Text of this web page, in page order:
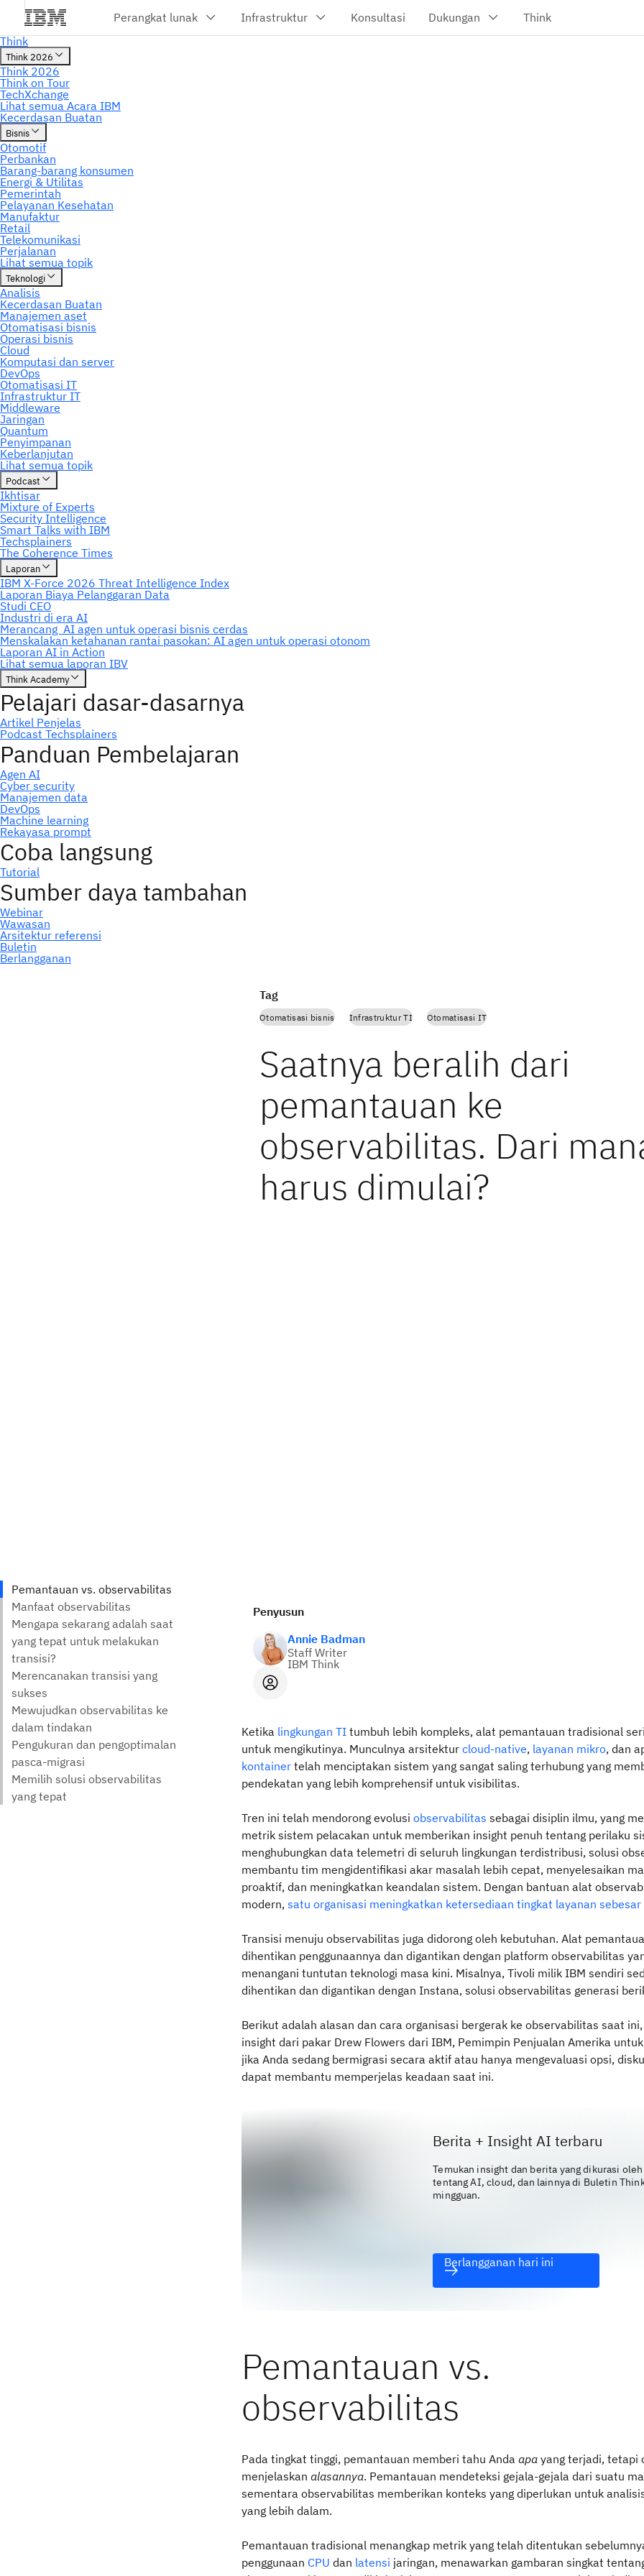
Berlangganan
Tag
Otomatisasi bisnis Infrastruktur TI Otomatisasi IT
Saatnya beralih dari
pemantauan ke
observabilitas. Dari
harus dimulai?
Penyusun
Annie Badman
Staff Writer
IBM Think
Ketika lingkungan TI tumbuh lebih kompleks, alat pemantauan tradisional
untuk mengikutinya. Munculnya arsitektur cloud-native, layanan mikro, dan
kontainer telah menciptakan sistem yang sangat saling terhubung yang
pendekatan yang lebih komprehensif untuk visibilitas.
Tren ini telah mendorong evolusi observabilitas sebagai disiplin ilmu, yang
metrik sistem pelacakan untuk memberikan insight penuh tentang perilaku
menghubungkan data telemetri di seluruh lingkungan terdistribusi, solusi
membantu tim mengidentifikasi akar masalah lebih cepat, menyelesaikan
proaktif, dan meningkatkan keandalan sistem. Dengan bantuan alat
modern, satu organisasi meningkatkan ketersediaan tingkat layanan
Transisi menuju observabilitas juga didorong oleh kebutuhan. Alat
dihentikan penggunaannya dan digantikan dengan platform observabilitas
menangani tuntutan teknologi masa kini. Misalnya, Tivoli milik IBM sendiri
dihentikan dan digantikan dengan Instana, solusi observabilitas generasi
Berikut adalah alasan dan cara organisasi bergerak ke observabilitas saat
insight dari pakar Drew Flowers dari IBM, Pemimpin Penjualan Amerika
jika Anda sedang bermigrasi secara aktif atau hanya mengevaluasi opsi,
dapat membantu memperjelas keadaan saat ini.
Berita + Insight AI terbaru
Temukan insight dan berita yang dikurasi oleh
tentang AI, cloud, dan lainnya di Buletin
mingguan.
Berlangganan hari ini
Pemantauan vs.
observabilitas
Pada tingkat tinggi, pemantauan memberi tahu Anda apa yang terjadi, tetapi
menjelaskan alasannya. Pemantauan mendeteksi gejala-gejala dari suatu
sementara observabilitas memberikan konteks yang diperlukan untuk
yang lebih dalam.
Pemantauan tradisional menangkap metrik yang telah ditentukan
penggunaan CPU dan latensi jaringan, menawarkan gambaran singkat